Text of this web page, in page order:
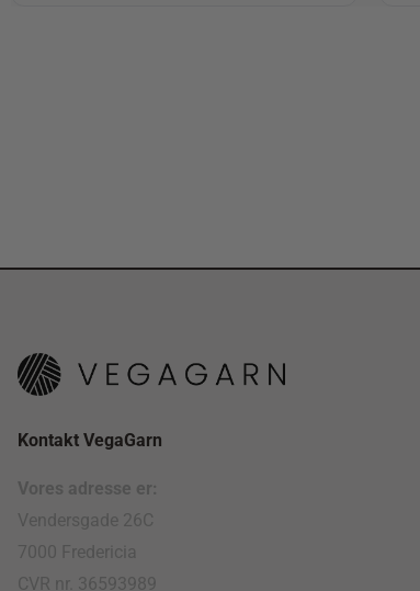
Kontakt VegaGarn
Vores adresse er:
Vendersgade 26C
7000 Fredericia
CVR nr. 36593989